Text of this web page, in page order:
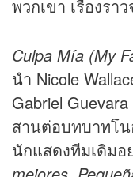
พวกเขา เรื่องรา
Culpa Mía (My
นำ Nicole
Gabriel Guevara
สานต่อบทบาทโ
นักแสดงทีมเดิมอ